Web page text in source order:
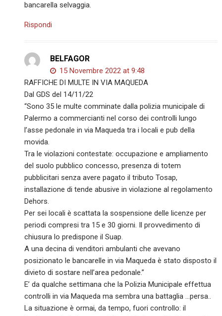
bancarella selvaggia.
Rispondi
BELFAGOR
15 Novembre 2022 at 9:48
RAFFICHE DI MULTE IN VIA MAQUEDA
Dal GDS del 14/11/22
“Sono 35 le multe comminate dalla polizia municipale di
Palermo a commercianti nel corso dei controlli lungo
l’asse pedonale in via Maqueda tra i locali e pub della
movida.
Tra le violazioni contestate: occupazione e ampliamento
del suolo pubblico concesso, presenza di totem
pubblicitari senza avere pagato il tributo Tosap,
installazione di tende abusive in violazione al regolamento
Dehors.
Per sei locali è scattata la sospensione delle licenze per
periodi compresi tra 15 e 30 giorni. Il provvedimento di
chiusura lo predispone il Suap.
A una decina di venditori ambulanti che avevano
posizionato le bancarelle in via Maqueda è stato disposto il
divieto di sostare nell’area pedonale.”
E’ da qualche settimana che la Polizia Municipale effettua
controlli in via Maqueda ma sembra una battaglia …persa..
La situazione è ormai, da tempo, fuori controllo: il